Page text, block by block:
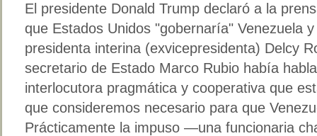
El presidente Donald Trump declaró a la
que Estados Unidos "gobernaría" Venezuela
presidenta interina (exvicepresidenta) Delcy
secretario de Estado Marco Rubio había
interlocutora pragmática y cooperativa que
que consideremos necesario para que
Prácticamente la impuso —una funcionaria